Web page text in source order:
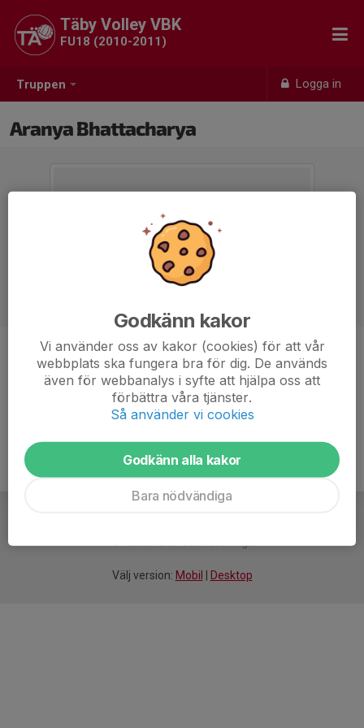
Truppen Logga in
Täby Volley VBK
FU18 (2010-2011)
Aranya Bhattacharya
Position
-
16 år
Försmartaidrottsföreningar
Välj version: Mobil Desktop
Godkänn kakor
Vi använder oss av kakor (cookies) för att vår
webbplats ska fungera bra för dig. De används
även för webbanalys i syfte att hjälpa oss att
förbättra våra tjänster.
Så använder vi cookies
Godkänn alla kakor
Bara nödvändiga